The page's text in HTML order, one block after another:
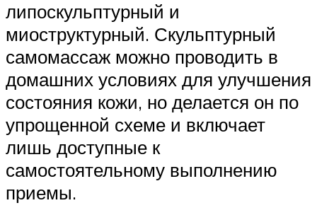
липоскульптурный и
миоструктурный. Скульптурный
самомассаж можно проводить в
домашних условиях для улучшения
состояния кожи, но делается он по
упрощенной схеме и включает
лишь доступные к
самостоятельному выполнению
приемы.